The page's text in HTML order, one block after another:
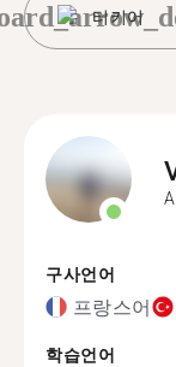
터키어
구사언어
프랑스어
학습언어